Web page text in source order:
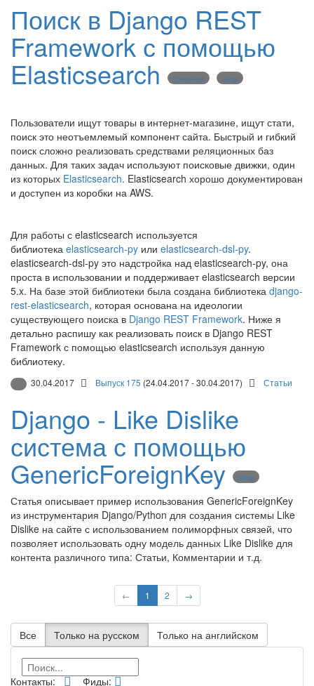
Поиск в Django REST
Framework с помощью
Elasticsearch Elasticsearch Django
Пользователи ищут товары в интернет-магазине, ищут стати,
поиск это неотъемлемый компонент сайта. Быстрый и гибкий
поиск сложно реализовать средствами реляционных баз
данных. Для таких задач используют поисковые движки, один
из которых Elasticsearch. Elasticsearch хорошо документирован
и доступен из коробки на AWS.
Для работы с elasticsearch используется
библиотека elasticsearch-py или elasticsearch-dsl-py.
elasticsearch-dsl-py это надстройка над elasticsearch-py, она
проста в использовании и поддерживает elasticsearch версии
5.x. На базе этой библиотеки была создана библиотека django-
rest-elasticsearch, которая основана на идеологии
существующего поиска в Django REST Framework. Ниже я
детально распишу как реализовать поиск в Django REST
Framework с помощью elasticsearch используя данную
библиотеку.
30.04.2017 Выпуск 175 (24.04.2017 - 30.04.2017) Статьи
Django - Like Dislike
система с помощью
GenericForeignKey Django
Статья описывает пример использования GenericForeignKey
из инструментария Django/Python для создания системы Like
Dislike на сайте с использованием полиморфных связей, что
позволяет использовать одну модель данных Like Dislike для
контента различного типа: Статьи, Комментарии и т.д.
← 1 2 →
Все Только на русском Только на английском
Контакты: Фиды: